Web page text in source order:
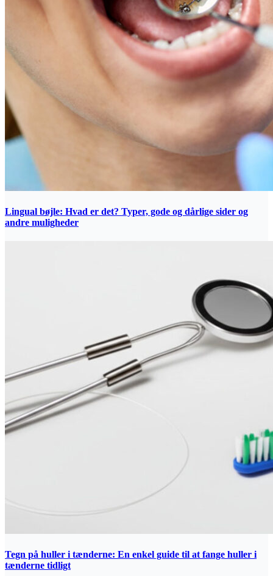
Lingual bøjle: Hvad er det? Typer, gode og dårlige sider og
andre muligheder
Tegn på huller i tænderne: En enkel guide til at fange huller i
tænderne tidligt